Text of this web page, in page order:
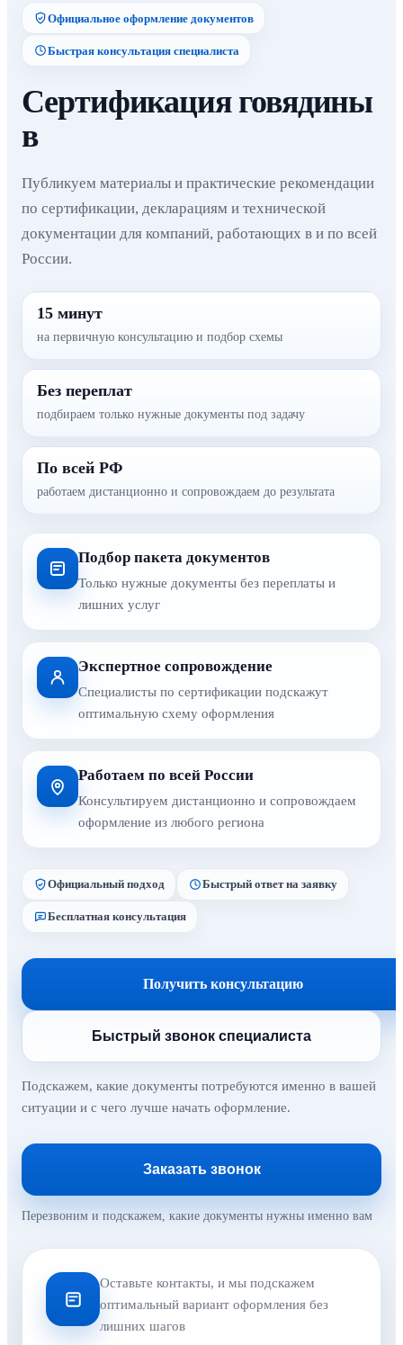
Официальное оформление документов
Быстрая консультация специалиста
Сертификация говядины
в
Публикуем материалы и практические рекомендации
по сертификации, декларациям и технической
документации для компаний, работающих в и по всей
России.
15 минут
на первичную консультацию и подбор схемы
Без переплат
подбираем только нужные документы под задачу
По всей РФ
работаем дистанционно и сопровождаем до результата
Подбор пакета документов
Только нужные документы без переплаты и
лишних услуг
Экспертное сопровождение
Специалисты по сертификации подскажут
оптимальную схему оформления
Работаем по всей России
Консультируем дистанционно и сопровождаем
оформление из любого региона
Официальный подход Быстрый ответ на заявку
Бесплатная консультация
Получить консультацию
Быстрый звонок специалиста
Подскажем, какие документы потребуются именно в вашей
ситуации и с чего лучше начать оформление.
Заказать звонок
Перезвоним и подскажем, какие документы нужны именно вам
Оставьте контакты, и мы подскажем
оптимальный вариант оформления без
лишних шагов